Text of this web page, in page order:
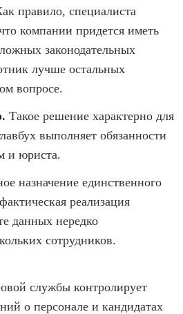
правило, специалиста
компании придется иметь
законодательных
лучше остальных
вопросе.
Такое решение характерно для
выполняет обязанности
и юриста.
назначение единственного
реализация
данных нередко
сотрудников.
службы контролирует
о персонале и кандидатах